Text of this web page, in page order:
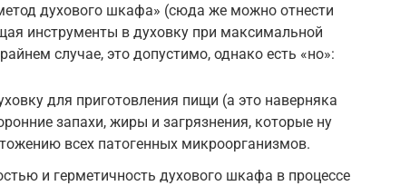
духового шкафа» (сюда же можно отнести
инструменты в духовку при максимальной
случае, это допустимо, однако есть «но»:
для приготовления пищи (а это наверняка
запахи, жиры и загрязнения, которые ну
всех патогенных микроорганизмов.
и герметичность духового шкафа в процессе